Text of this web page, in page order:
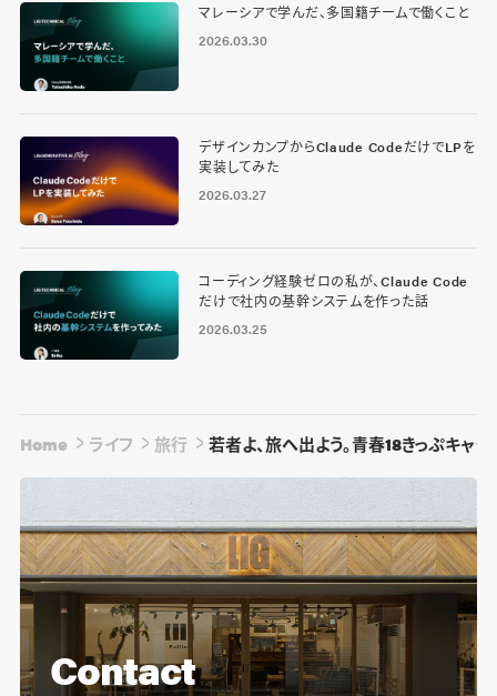
マレーシアで学んだ、多国籍チームで働くこと
2026.03.30
デザインカンプからClaude CodeだけでLPを
実装してみた
2026.03.27
コーディング経験ゼロの私が、Claude Code
だけで社内の基幹システムを作った話
2026.03.25
Home ライフ 旅行 若者よ、旅へ出よう。青春18きっぷキャ
Contact